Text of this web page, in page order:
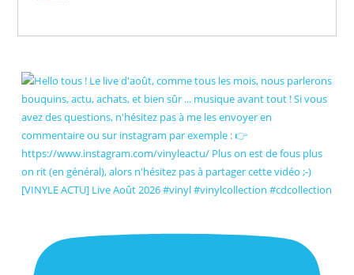
[VINYLE ACTU] Live Août 2026 #vinyl #vinylcollection #cdcollection